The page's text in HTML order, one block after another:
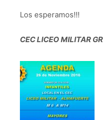
Los esperamos!!!
CEC LICEO MILITAR